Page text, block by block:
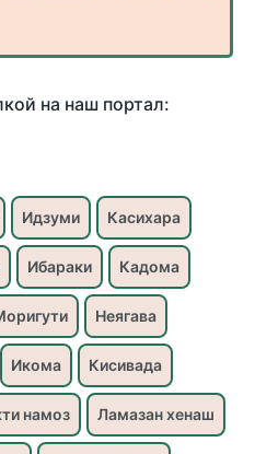
на наш портал:
Идзуми Касихара
Ибараки Кадома
Неягава
Икома Кисивада
намоз Ламазан хенаш